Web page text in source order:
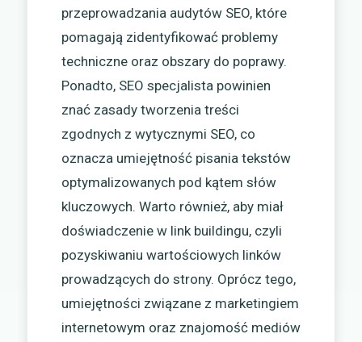
przeprowadzania audytów SEO, które
pomagają zidentyfikować problemy
techniczne oraz obszary do poprawy.
Ponadto, SEO specjalista powinien
znać zasady tworzenia treści
zgodnych z wytycznymi SEO, co
oznacza umiejętność pisania tekstów
optymalizowanych pod kątem słów
kluczowych. Warto również, aby miał
doświadczenie w link buildingu, czyli
pozyskiwaniu wartościowych linków
prowadzących do strony. Oprócz tego,
umiejętności związane z marketingiem
internetowym oraz znajomość mediów